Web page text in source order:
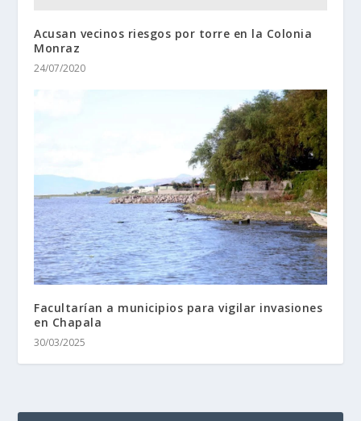
Acusan vecinos riesgos por torre en la Colonia
Monraz
24/07/2020
Facultarían a municipios para vigilar invasiones
en Chapala
30/03/2025